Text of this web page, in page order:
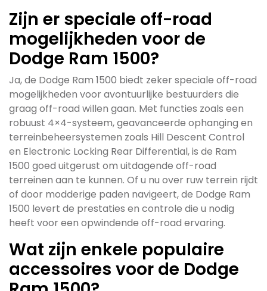
Zijn er speciale off-road
mogelijkheden voor de
Dodge Ram 1500?
Ja, de Dodge Ram 1500 biedt zeker speciale off-road
mogelijkheden voor avontuurlijke bestuurders die
graag off-road willen gaan. Met functies zoals een
robuust 4×4-systeem, geavanceerde ophanging en
terreinbeheersystemen zoals Hill Descent Control
en Electronic Locking Rear Differential, is de Ram
1500 goed uitgerust om uitdagende off-road
terreinen aan te kunnen. Of u nu over ruw terrein rijdt
of door modderige paden navigeert, de Dodge Ram
1500 levert de prestaties en controle die u nodig
heeft voor een opwindende off-road ervaring.
Wat zijn enkele populaire
accessoires voor de Dodge